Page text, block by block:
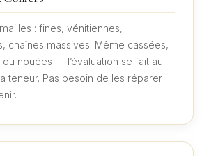
: fines, vénitiennes,
chaînes massives. Même cassées,
nouées — l’évaluation se fait au
teneur. Pas besoin de les réparer